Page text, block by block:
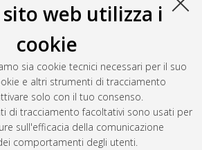
web utilizza i
cookie
sia cookie tecnici necessari per il suo
e altri strumenti di tracciamento
solo con il tuo consenso.
di tracciamento facoltativi sono usati per
sull'efficacia della comunicazione
comportamenti degli utenti.
Transnational Imaginations of
Twinning between Italy and the
in the 1960s and 1970s
Mater Studiorum Università di
ricerca inStoria culture civilta', 31 Ciclo.
8966.
generata ilSun Aug 9 20:42:58 2026